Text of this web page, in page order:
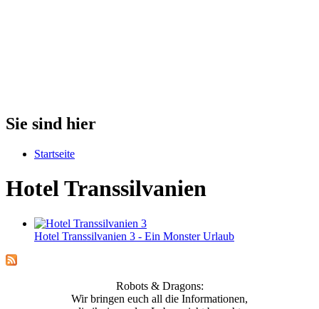
Sie sind hier
Startseite
Hotel Transsilvanien
Hotel Transsilvanien 3 - Ein Monster Urlaub
Robots & Dragons:
Wir bringen euch all die Informationen,